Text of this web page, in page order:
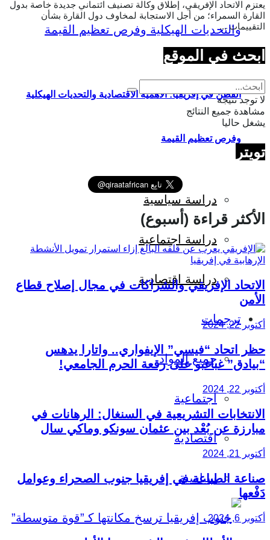
القطن في إفريقيا: الأهمية الاقتصادية والتحديات الهيكلية
وفرص تعظيم القيمة
دراسة سياسية
دراسة اجتماعية
دراسة اقتصادية
ترجمات
جميع المواد
اجتماعية
اقتصادية
سياسية
يعتزم الاتحاد الإفريقي، إطلاق وكالة تصنيف ائتماني جديدة خاصة بدول
القارة السمراء؛ من أجل الاستجابة لمخاوف دول القارة بشأن
التقييمات ...
ابحث في الموقع
لا توجد نتيجة
مشاهدة جميع النتائج
يشغل حاليا
تويتر
الأكثر قراءة (أسبوع)
الاتحاد الإفريقي والشراكات في مجال إصلاح قطاع
الأمن
أكتوبر 22, 2024
حظر اتحاد “فيسي” الإيفواري.. واتارا يدهس
“بيادق” غباغبو على رقعة الحرم الجامعي!
أكتوبر 22, 2024
الانتخابات التشريعية في السنغال: الرهانات في
مبارزة عن بُعْد بين عثمان سونكو وماكي سال
أكتوبر 21, 2024
صناعة الطباعة في إفريقيا جنوب الصحراء وعوامل
دَفْعها
أكتوبر 6, 2024